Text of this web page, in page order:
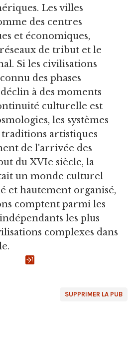
Les villes
des centres
et économiques,
de tribut et le
Si les civilisations
des phases
à des moments
culturelle est
les systèmes
traditions artistiques
de l'arrivée des
du XVIe siècle, la
un monde culturel
et hautement organisé,
comptent parmi les
les plus
complexes dans
SUPPRIMER LA PUB